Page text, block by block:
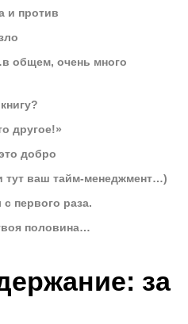
и против
общем, очень много
другое!»
добро
тут ваш тайм-менеджмент…)
с первого раза.
половина…
за